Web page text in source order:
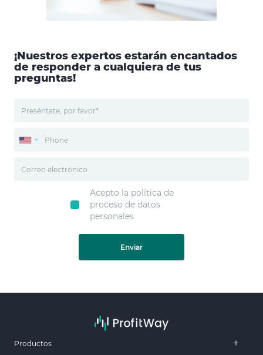
¡Nuestros expertos estarán encantados
de responder a cualquiera de tus
preguntas!
Acepto la política de
proceso de datos
personales
Enviar
Productos